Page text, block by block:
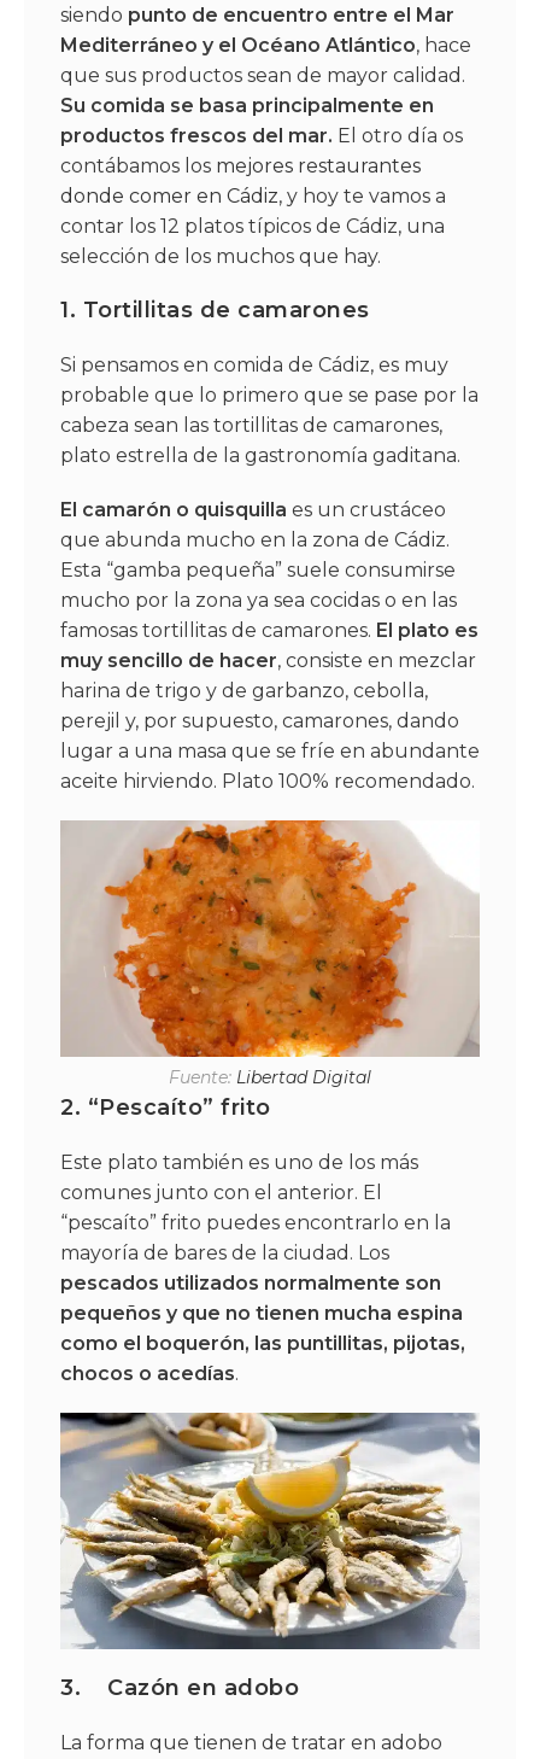
siendo punto de encuentro entre el Mar
Mediterráneo y el Océano Atlántico, hace
que sus productos sean de mayor calidad.
Su comida se basa principalmente en
productos frescos del mar. El otro día os
contábamos los mejores restaurantes
donde comer en Cádiz, y hoy te vamos a
contar los 12 platos típicos de Cádiz, una
selección de los muchos que hay.
1. Tortillitas de camarones
Si pensamos en comida de Cádiz, es muy
probable que lo primero que se pase por la
cabeza sean las tortillitas de camarones,
plato estrella de la gastronomía gaditana.
El camarón o quisquilla es un crustáceo
que abunda mucho en la zona de Cádiz.
Esta “gamba pequeña” suele consumirse
mucho por la zona ya sea cocidas o en las
famosas tortillitas de camarones. El plato es
muy sencillo de hacer, consiste en mezclar
harina de trigo y de garbanzo, cebolla,
perejil y, por supuesto, camarones, dando
lugar a una masa que se fríe en abundante
aceite hirviendo. Plato 100% recomendado.
Fuente: Libertad Digital
2. “Pescaíto” frito
Este plato también es uno de los más
comunes junto con el anterior. El
“pescaíto” frito puedes encontrarlo en la
mayoría de bares de la ciudad. Los
pescados utilizados normalmente son
pequeños y que no tienen mucha espina
como el boquerón, las puntillitas, pijotas,
chocos o acedías.
3. Cazón en adobo
La forma que tienen de tratar en adobo